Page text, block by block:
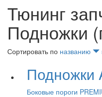
Тюнинг
Подножки
Сортировать по названию
Подножки
Боковые пороги